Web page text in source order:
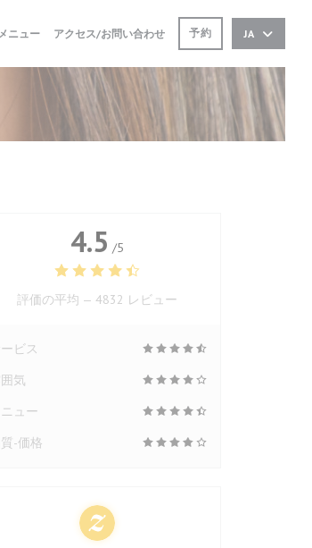
しいウィンドウで開きます))
ニュー((新しいウィンドウで開きます))
アクセス/お問い合わせ 予約 JA
4.5 /5
評価の平均 —4832 レビュー
ビス
気
ニュー
-価格